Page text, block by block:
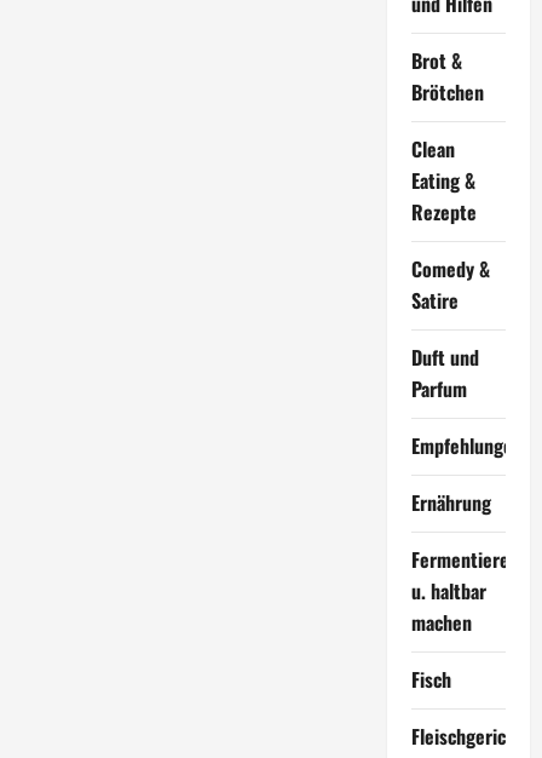
Brot &
Brötchen
Clean
Eating &
Rezepte
Comedy &
Satire
Duft und
Parfum
Empfehlungen
Ernährung
Fermentieren
u. haltbar
machen
Fisch
Fleischgerichte